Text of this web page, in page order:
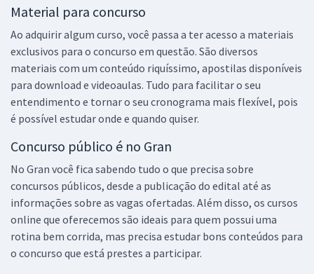
Material para concurso
Ao adquirir algum curso, você passa a ter acesso a materiais
exclusivos para o concurso em questão. São diversos
materiais com um conteúdo riquíssimo, apostilas disponíveis
para download e videoaulas. Tudo para facilitar o seu
entendimento e tornar o seu cronograma mais flexível, pois
é possível estudar onde e quando quiser.
Concurso público é no Gran
No Gran você fica sabendo tudo o que precisa sobre
concursos públicos, desde a publicação do edital até as
informações sobre as vagas ofertadas. Além disso, os cursos
online que oferecemos são ideais para quem possui uma
rotina bem corrida, mas precisa estudar bons conteúdos para
o concurso que está prestes a participar.